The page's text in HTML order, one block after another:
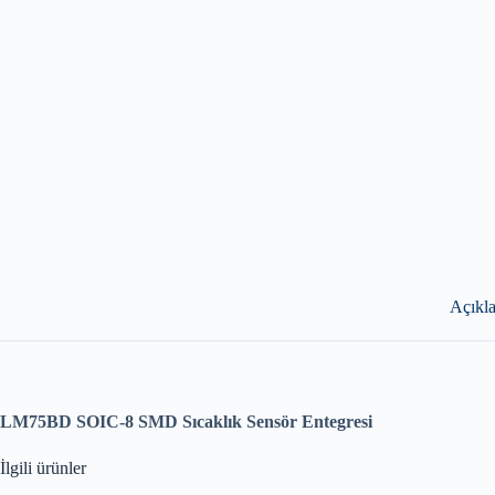
LM75BD SOIC-8 SMD Sıcaklık Sensör Entegresi
İlgili ürünler